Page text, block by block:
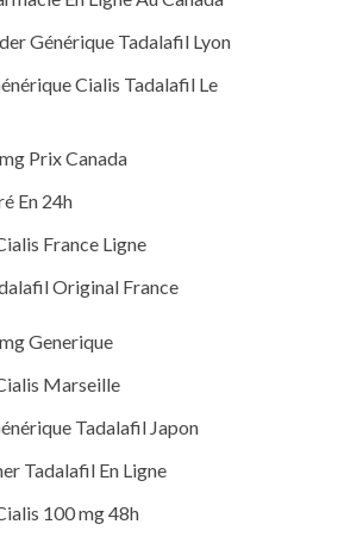
Générique Tadalafil Lyon
Cialis Tadalafil Le
Prix Canada
En 24h
France Ligne
Original France
Generique
Marseille
Tadalafil Japon
Tadalafil En Ligne
100 mg 48h